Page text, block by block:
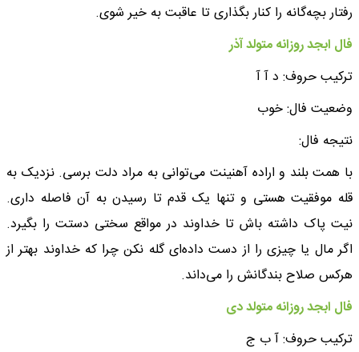
رفتار بچه‌گانه را کنار بگذاری تا عاقبت به خیر شوی.
فال ابجد روزانه متولد آذر
ترکیب حروف: د آ آ
وضعیت فال: خوب
نتیجه فال:
با همت بلند و اراده آهنینت می‌توانی به مراد دلت برسی. نزدیک به
قله موفقیت هستی و تنها یک قدم تا رسیدن به آن فاصله داری.
نیت پاک داشته باش تا خداوند در مواقع سختی دستت را بگیرد.
اگر مال یا چیزی را از دست داده‌ای گله نکن چرا که خداوند بهتر از
هرکس صلاح بندگانش را می‌داند.
فال ابجد روزانه متولد دی
ترکیب حروف: آ ب ج